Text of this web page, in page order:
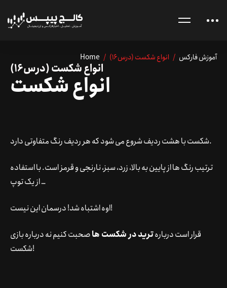
Home / آموزش فارکس / انواع شکست (درس16)
انواع شکست (درس16)
انواع شکست
شکست با هشت ردیف شروع می شود که هر ردیف رنگ متفاوتی دارد.
ترتیب رنگ ها از پایین به بالا، زرد، سبز، نارنجی و قرمز است. با استفاده
از یک توپ …
اوه اشتباه شد! درسمان این نیست!
قرار است دربارهترید در شکست هاصحبت کنیم نه درباره بازی
شکست!